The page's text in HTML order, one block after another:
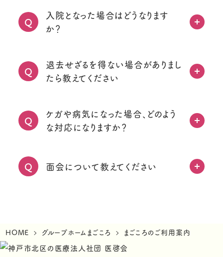
Q
入院となった場合はどうなります
か？
Q
退去せざるを得ない場合がありまし
たら教えてください
Q
ケガや病気になった場合、どのよう
な対応になりますか？
Q 面会について教えてください
HOME グループホームまごころ まごころのご利用案内